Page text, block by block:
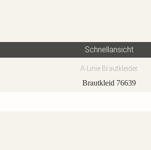
Schnellansicht
A-Linie Brautkleider
Brautkleid 76639